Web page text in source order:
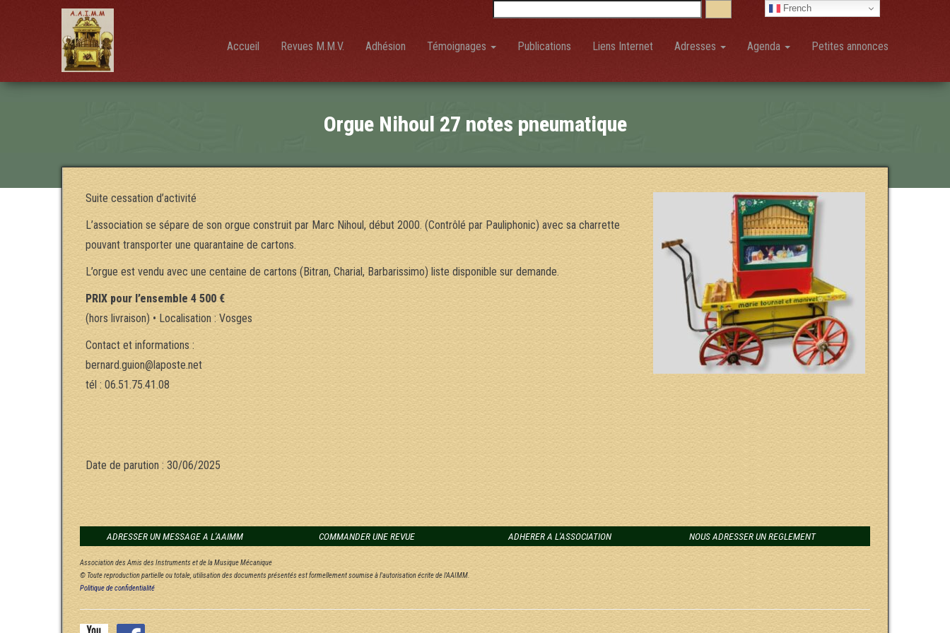
AAIMM
Association
des
Instruments
et de la
Musique
Mécanique
French
Accueil Revues M.M.V. Adhésion Témoignages Publications Liens Internet Adresses Agenda Petites annonces
Orgue Nihoul 27 notes pneumatique
Suite cessation d’activité
L’association se sépare de son orgue construit par Marc Nihoul, début 2000. (Contrôlé par Pauliphonic) avec sa charrette
pouvant transporter une quarantaine de cartons.
L’orgue est vendu avec une centaine de cartons (Bitran, Charial, Barbarissimo) liste disponible sur demande.
PRIX pour l’ensemble 4 500 €
(hors livraison) • Localisation : Vosges
Contact et informations :
bernard.guion@laposte.net
tél : 06.51.75.41.08
Date de parution : 30/06/2025
ADRESSER UN MESSAGE A L'AAIMM COMMANDER UNE REVUE ADHERER A L'ASSOCIATION NOUS ADRESSER UN REGLEMENT
Association des Amis des Instruments et de la Musique Mécanique
© Toute reproduction partielle ou totale, utilisation des documents présentés est formellement soumise à l'autorisation écrite de l'AAIMM.
Politique de confidentialité